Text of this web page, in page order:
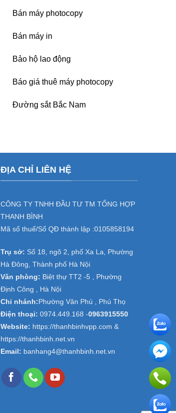
Bán máy photocopy
Bán máy in
Bảo hộ lao động
Báo giá thuê máy photocopy
Đường sắt Bắc Nam
ĐỊA CHỈ LIÊN HỆ
CÔNG TY TNHH ĐẦU TƯ TM TỔNG HỢP
THANH BÌNH
Mã số thuế/Số QĐ thành lập :0105858194
Trụ sở: Số 18, ngõ 2, phố Xa La, Phường
Hà Đông, Thành phố Hà Nội
Văn phòng: Biệt thự TT2 -5 , Phường
Định Công , Hà Nội
Chi nhánh: Phường Văn Phú , Phú Thọ
Điện thoại: 0974.449.168 -0963915550
Website: https://thanhbinhvpp.com &
https://thanhbinh.net.vn
Email: banhang4@thanhbinh.net.vn